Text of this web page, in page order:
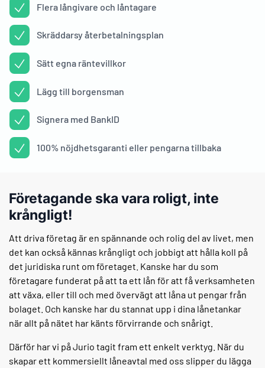
Flera långivare och låntagare
Skräddarsy återbetalningsplan
Sätt egna räntevillkor
Lägg till borgensman
Signera med BankID
100% nöjdhetsgaranti eller pengarna tillbaka
Företagande ska vara roligt, inte
krångligt!
Att driva företag är en spännande och rolig del av livet, men
det kan också kännas krångligt och jobbigt att hålla koll på
det juridiska runt om företaget. Kanske har du som
företagare funderat på att ta ett lån för att få verksamheten
att växa, eller till och med övervägt att låna ut pengar från
bolaget. Och kanske har du stannat upp i dina lånetankar
när allt på nätet har känts förvirrande och snårigt.
Därför har vi på Jurio tagit fram ett enkelt verktyg. När du
skapar ett kommersiellt låneavtal med oss slipper du lägga